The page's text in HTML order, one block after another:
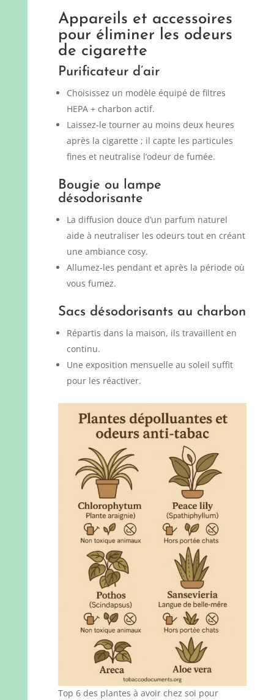
Appareils et accessoires
pour éliminer les odeurs
de cigarette
Purificateur d’air
Choisissez un modèle équipé de filtres
HEPA + charbon actif.
Laissez-le tourner au moins deux heures
après la cigarette ; il capte les particules
fines et neutralise l’odeur de fumée.
Bougie ou lampe
désodorisante
La diffusion douce d’un parfum naturel
aide à neutraliser les odeurs tout en créant
une ambiance cosy.
Allumez-les pendant et après la période où
vous fumez.
Sacs désodorisants au charbon
Répartis dans la maison, ils travaillent en
continu.
Une exposition mensuelle au soleil suffit
pour les réactiver.
Top 6 des plantes à avoir chez soi pour